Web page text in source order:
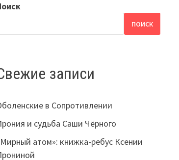
ПОИСК
записи
в Сопротивлении
и судьба Саши Чёрного
атом»: книжка-ребус Ксении